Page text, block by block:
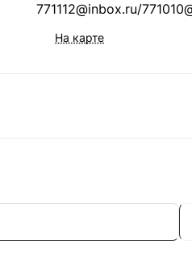
771112@inbox.ru/
На карте